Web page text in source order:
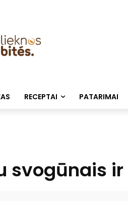
RECEPTAI PATARIMAI
svogūnais